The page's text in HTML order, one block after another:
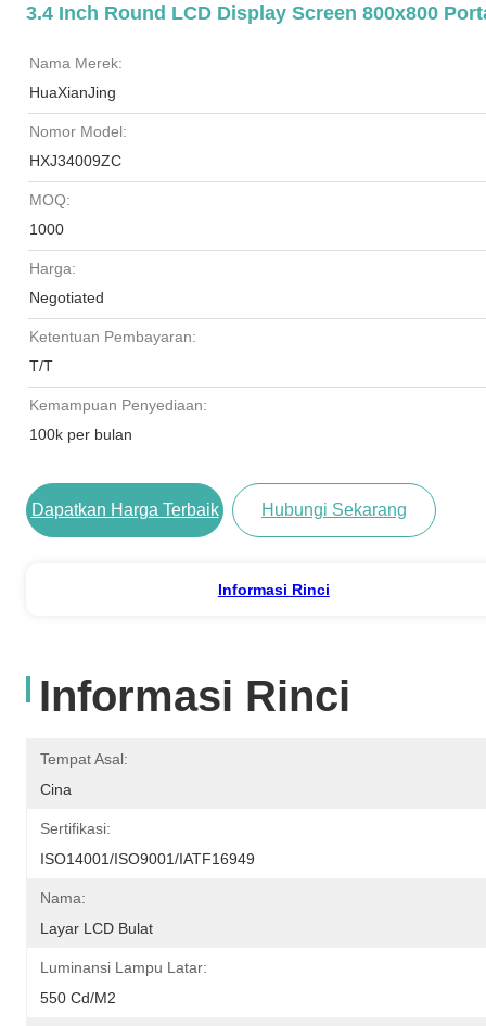
3.4 Inch Round LCD Display Screen 800x800
Nama Merek:
HuaXianJing
Nomor Model:
HXJ34009ZC
MOQ:
1000
Harga:
Negotiated
Ketentuan Pembayaran:
T/T
Kemampuan Penyediaan:
100k per bulan
Dapatkan Harga Terbaik Hubungi Sekarang
Informasi Rinci
Informasi Rinci
Tempat Asal:
Cina
Sertifikasi:
ISO14001/ISO9001/IATF16949
Nama:
Layar LCD Bulat
Luminansi Lampu Latar:
550 Cd/m2